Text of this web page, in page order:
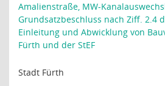
Amalienstraße, MW-
Grundsatzbeschluss nach Ziff. 2.4
Einleitung und Abwicklung von
Fürth und der StEF
Stadt Fürth